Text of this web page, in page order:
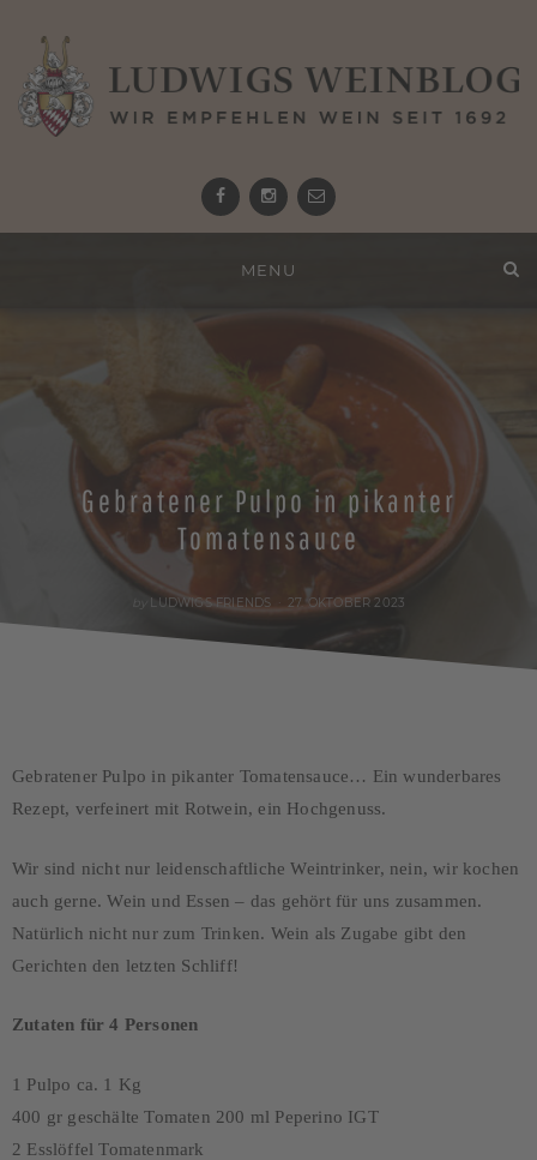
FacebookInstagramemail
MENU
Gebratener Pulpo in pikanter
Tomatensauce
LUDWIGS FRIENDS
POSTED
27. OKTOBER 2023
Gebratener Pulpo in pikanter Tomatensauce… Ein wunderbares
Rezept, verfeinert mit Rotwein, ein Hochgenuss.
Wir sind nicht nur leidenschaftliche Weintrinker, nein, wir kochen
auch gerne. Wein und Essen – das gehört für uns zusammen.
Natürlich nicht nur zum Trinken. Wein als Zugabe gibt den
Gerichten den letzten Schliff!
Zutaten für 4 Personen
1 Pulpo ca. 1 Kg
400 gr geschälte Tomaten 200 ml Peperino IGT
2 Esslöffel Tomatenmark